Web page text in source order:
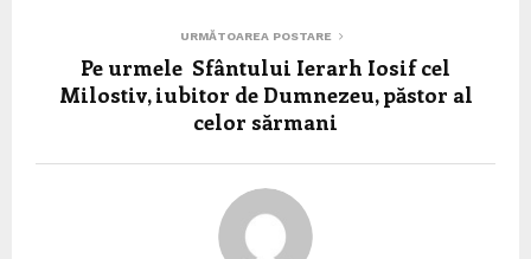
URMĂTOAREA POSTARE
Pe urmele Sfântului Ierarh Iosif cel
Milostiv, iubitor de Dumnezeu, păstor al
celor sărmani